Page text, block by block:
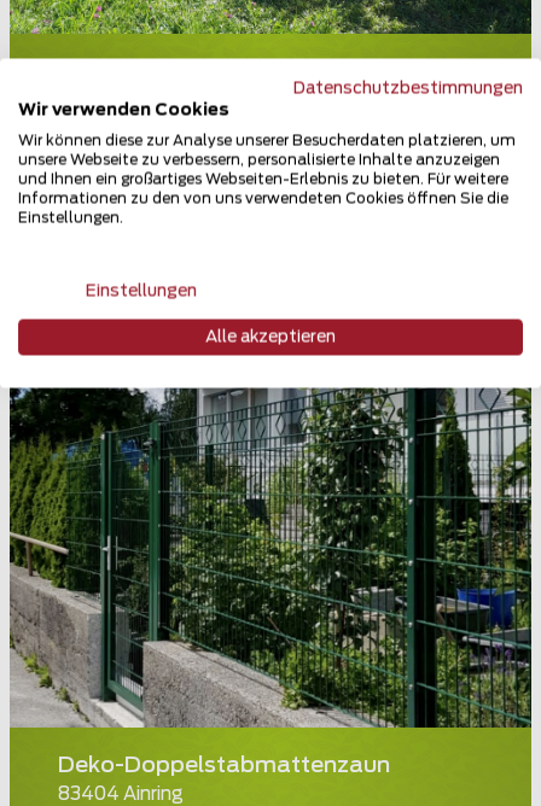
9658 Wildhaus
Teilen
Deko-Doppelstabmattenzaun
83404 Ainring
Datenschutzbestimmungen
Wir verwenden Cookies
Wir können diese zur Analyse unserer Besucherdaten platzieren, um
unsere Webseite zu verbessern, personalisierte Inhalte anzuzeigen
und Ihnen ein großartiges Webseiten-Erlebnis zu bieten. Für weitere
Informationen zu den von uns verwendeten Cookies öffnen Sie die
Einstellungen.
Einstellungen
Alle akzeptieren